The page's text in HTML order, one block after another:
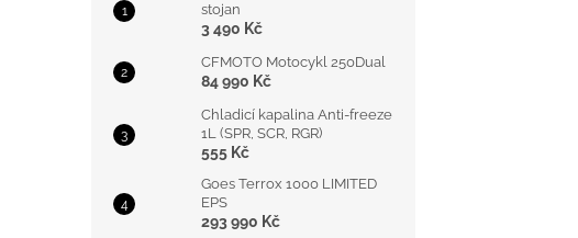
stojan
3 490 Kč
CFMOTO Motocykl 250Dual
84 990 Kč
Chladicí kapalina Anti-freeze
1L (SPR, SCR, RGR)
555 Kč
Goes Terrox 1000 LIMITED
EPS
293 990 Kč